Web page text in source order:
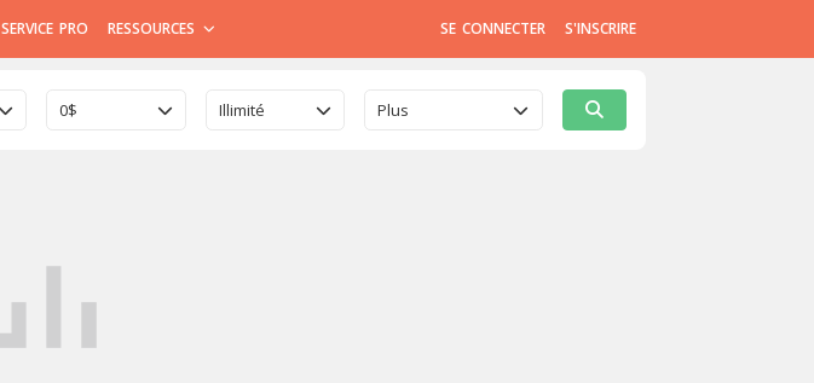
SERVICE PRO RESSOURCES SE CONNECTER S'INSCRIRE
0$ Illimité Plus